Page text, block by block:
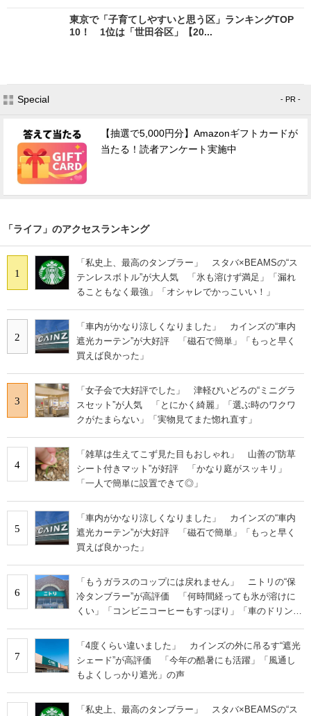
東京で「子育てしやすいと思う区」ランキングTOP
10！ 1位は「世田谷区」【20...
Special - PR -
【抽選で5,000円分】Amazonギフトカードが
当たる！読者アンケート実施中
「ライフ」のアクセスランキング
1
「私史上、最高のタンブラー」 スタバ×BEAMSの“ス
テンレスボトル”が大人気 「氷も溶けず満足」「漏れ
ることもなく最強」「オシャレでかっこいい！」
2
「車内がかなり涼しくなりました」 カインズの“車内
遮光カーテン”が大好評 「磁石で簡単」「もっと早く
買えば良かった」
3
「女子会で大好評でした」 津軽びいどろの“ミニグラ
スセット”が人気 「とにかく綺麗」「選ぶ時のワクワ
クがたまらない」「実物見てまた惚れ直す」
4
「雑草は生えてこず見た目もおしゃれ」 山善の“防草
シート付きマット”が好評 「かなり庭がスッキリ」
「一人で簡単に設置できて◎」
5
「車内がかなり涼しくなりました」 カインズの“車内
遮光カーテン”が大好評 「磁石で簡単」「もっと早く
買えば良かった」
6
「もうガラスのコップには戻れません」 ニトリの“保
冷タンブラー”が高評価 「何時間経っても氷が溶けに
くい」「コンビニコーヒーもすっぽり」「車のドリンク
7
「4度くらい違いました」 カインズの外に吊るす“遮光
シェード”が高評価 「今年の酷暑にも活躍」「風通し
もよくしっかり遮光」の声
「私史上、最高のタンブラー」 スタバ×BEAMSの“ス